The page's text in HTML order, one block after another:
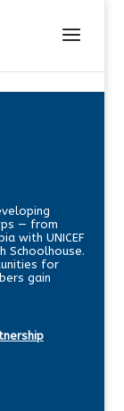
— from
with UNICEF
Schoolhouse.
for
gain